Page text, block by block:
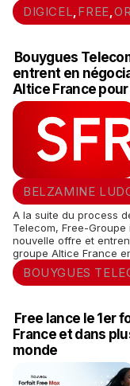
DIGICEL, FREE,
Bouygues
entrent en
Altice France pour
BELZAMINE
A la suite du process
Telecom, Free-
nouvelle offre et
groupe Altice France
BOUYGUES
Free lance le 1er
France et dans
monde